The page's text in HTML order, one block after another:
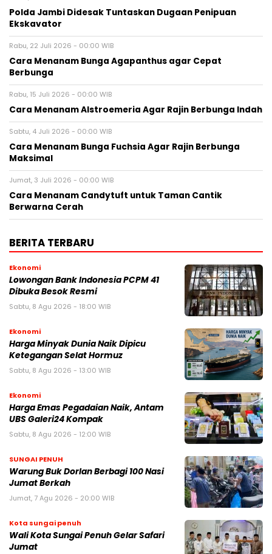
Polda Jambi Didesak Tuntaskan Dugaan Penipuan
Ekskavator
Rabu, 22 Juli 2026 - 00:00 WIB
Cara Menanam Bunga Agapanthus agar Cepat
Berbunga
Rabu, 15 Juli 2026 - 00:00 WIB
Cara Menanam Alstroemeria Agar Rajin Berbunga Indah
Sabtu, 4 Juli 2026 - 00:00 WIB
Cara Menanam Bunga Fuchsia Agar Rajin Berbunga
Maksimal
Jumat, 3 Juli 2026 - 00:00 WIB
Cara Menanam Candytuft untuk Taman Cantik
Berwarna Cerah
BERITA TERBARU
Ekonomi
Lowongan Bank Indonesia PCPM 41
Dibuka Besok Resmi
Sabtu, 8 Agu 2026 - 18:00 WIB
Ekonomi
Harga Minyak Dunia Naik Dipicu
Ketegangan Selat Hormuz
Sabtu, 8 Agu 2026 - 13:00 WIB
Ekonomi
Harga Emas Pegadaian Naik, Antam
UBS Galeri24 Kompak
Sabtu, 8 Agu 2026 - 12:00 WIB
SUNGAI PENUH
Warung Buk Dorlan Berbagi 100 Nasi
Jumat Berkah
Jumat, 7 Agu 2026 - 20:00 WIB
Kota sungai penuh
Wali Kota Sungai Penuh Gelar Safari
Jumat